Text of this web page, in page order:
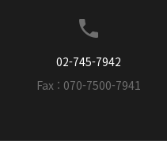
02-745-7942
Fax : 070-7500-7941